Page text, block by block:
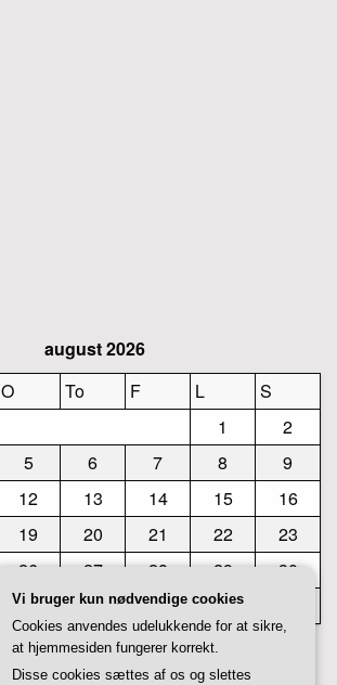
august 2026
O To F L
S
1
2
5 6 7 8
9
12 13 14 15
16
19 20 21 22
23
26 27 28 29
30
« jul
Vi bruger kun nødvendige cookies
Cookies anvendes udelukkende for at sikre,
at hjemmesiden fungerer korrekt.
Disse cookies sættes af os og slettes